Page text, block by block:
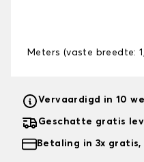
Meters (vaste breedte:
Vervaardigd in 10
Geschatte gratis
Betaling in 3x